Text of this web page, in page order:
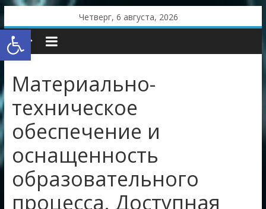
Открыть панель инструментов
to
content
Четверг, 6 августа, 2026
Материально-
техническое
обеспечение и
оснащенность
образовательного
процесса. Доступная